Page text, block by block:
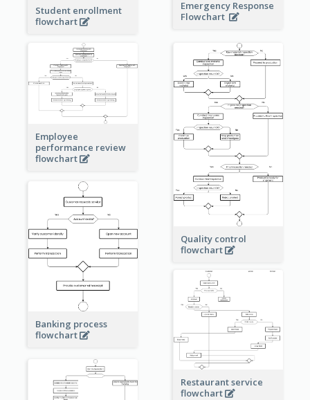
Emergency Response
Flowchart
Student enrollment
flowchart
Employee
performance review
flowchart
Quality control
flowchart
Banking process
flowchart
Restaurant service
flowchart